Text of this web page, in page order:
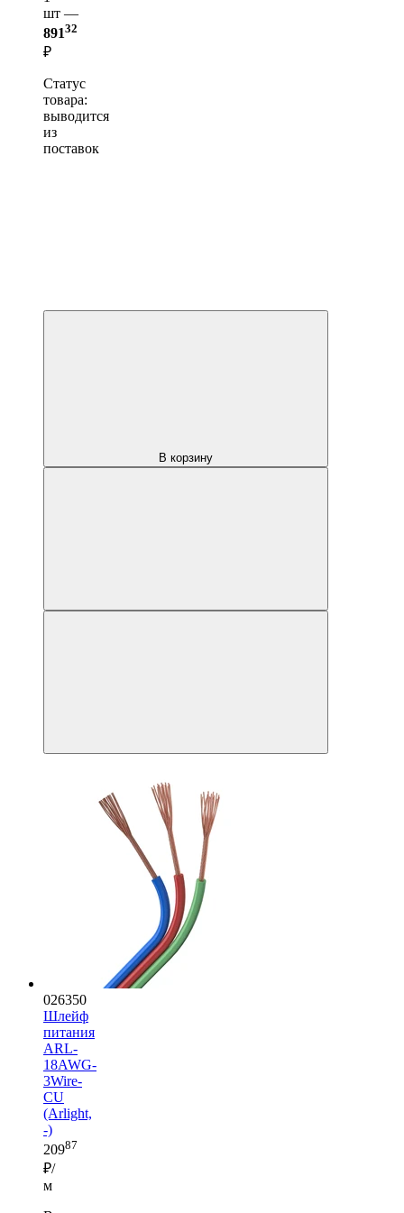
шт —
89132
₽
Статус
товара:
выводится
из
поставок
В корзину
026350
Шлейф
питания
ARL-
18AWG-
3Wire-
CU
(Arlight,
-)
20987
₽/
м